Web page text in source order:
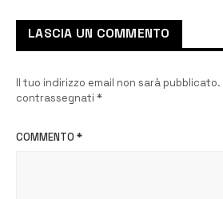
LASCIA UN COMMENTO
Il tuo indirizzo email non sarà pubblicato.
contrassegnati *
COMMENTO *